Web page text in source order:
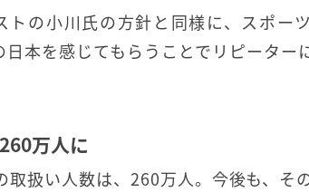
の小川氏の方針と同様に、スポー
本を感じてもらうことでリピーター
万人に
扱い人数は、260万人。今後も、そ